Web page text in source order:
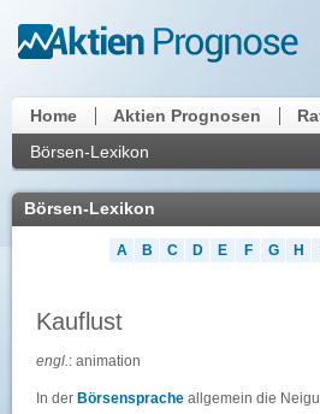
Home Aktien Prognosen
Börsen-Lexikon
Börsen-Lexikon
A B C D E F G H
Kauflust
engl.: animation
In der Börsensprache allgemein die